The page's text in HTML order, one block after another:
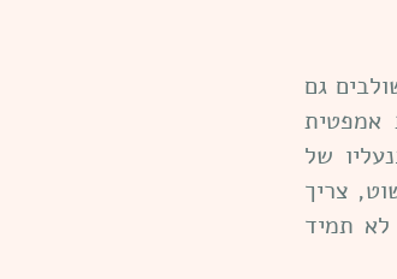
גם
אמפטית
של
צריך
תמיד